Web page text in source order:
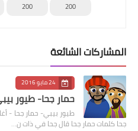
200
200
المشاركات الشائعة
24 مايو 2016
حمار جحا- طيور
طيور بيبي- حمار جحا -
جحا كلمات حمار جحا قال جحا في ذات ن…